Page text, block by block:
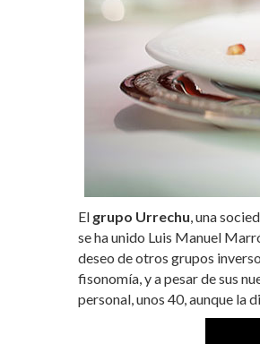
El grupo Urrechu, una
se ha unido Luis Manuel
deseo de otros grupos
fisonomía, y a pesar de sus
personal, unos 40, aunque la